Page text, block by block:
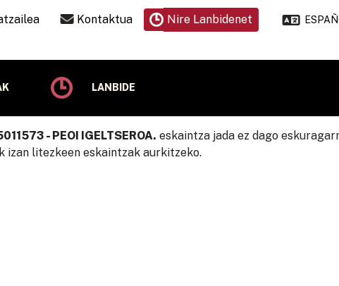
Kontaktua Nire Lanbidenet
LANBIDE
- PEOI IGELTSEROA. eskaintza jada ez dago
izan litezkeen eskaintzak aurkitzeko.